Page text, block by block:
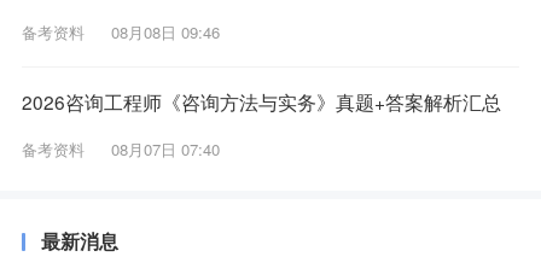
备考资料 08月08日 09:46
2026咨询工程师《咨询方法与实务》真题+答案解析汇总
备考资料 08月07日 07:40
最新消息